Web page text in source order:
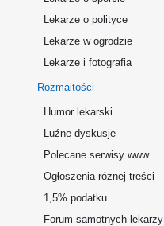
Lekarze o polityce
Lekarze w ogrodzie
Lekarze i fotografia
Rozmaitości
Humor lekarski
Luźne dyskusje
Polecane serwisy www
Ogłoszenia różnej treści
1,5% podatku
Forum samotnych lekarzy